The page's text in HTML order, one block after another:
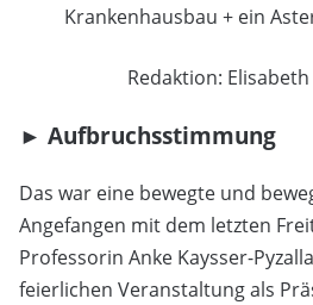
Krankenhausbau + ein
Redaktion:
► Aufbruchsstimmung
Das war eine bewegte und
Angefangen mit dem letzten
Professorin Anke Kaysser-
feierlichen Veranstaltung als